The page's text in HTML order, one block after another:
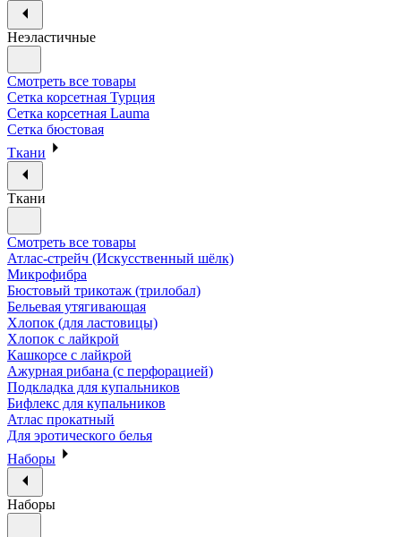
Неэластичные
Смотреть все товары
Сетка корсетная Турция
Сетка корсетная Lauma
Сетка бюстовая
Ткани
Ткани
Смотреть все товары
Атлас-стрейч (Искусственный шёлк)
Микрофибра
Бюстовый трикотаж (трилобал)
Бельевая утягивающая
Хлопок (для ластовицы)
Хлопок с лайкрой
Кашкорсе с лайкрой
Ажурная рибана (с перфорацией)
Подкладка для купальников
Бифлекс для купальников
Атлас прокатный
Для эротического белья
Наборы
Наборы